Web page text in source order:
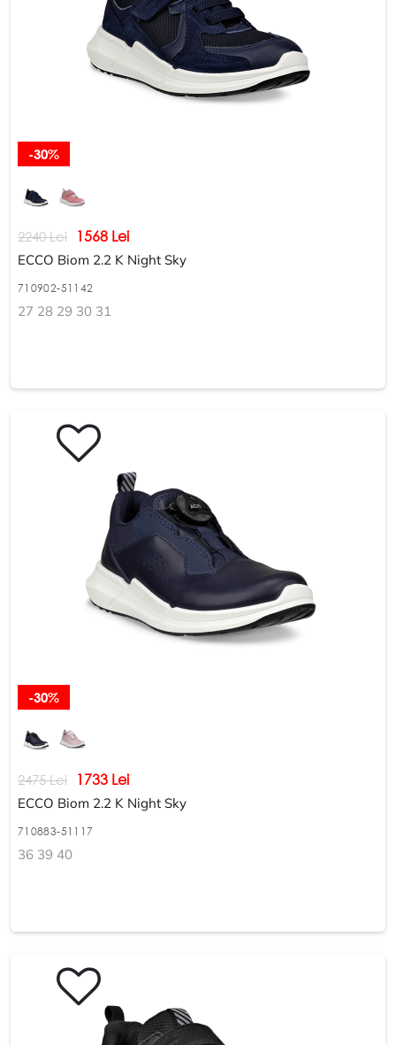
-30%
2240 Lei 1568 Lei
ECCO Biom 2.2 K Night Sky
710902-51142
27 28 29 30 31
-30%
2475 Lei 1733 Lei
ECCO Biom 2.2 K Night Sky
710883-51117
36 39 40